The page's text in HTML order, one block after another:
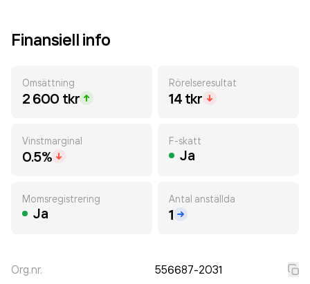
Finansiell info
Omsättning
2 600 tkr
Rörelseresultat
14 tkr
Vinstmarginal
0.5%
F-skatt
Ja
Momsregistrering
Ja
Antal anställda
1
Org.nr. 556687-2031